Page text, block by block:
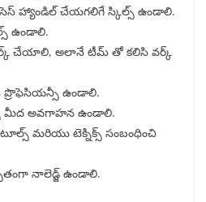
హ్యాండిల్ చేయగలిగే స్కిల్స్ ఉండాలి.
ఉండాలి.
చేయాలి, అలానే టీమ్ తో కలిసి వర్క్
ప్రొఫెసియన్సీ ఉండాలి.
మీద అవగాహన ఉండాలి.
మరియు టెక్నిక్స్ సంబంధించి
నాలెడ్జ్ ఉండాలి.